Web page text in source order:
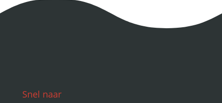
Snel naar